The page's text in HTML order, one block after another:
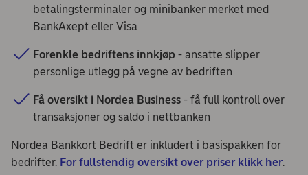
betalingsterminaler og minibanker merket med
BankAxept eller Visa
Forenkle bedriftens innkjøp - ansatte slipper
personlige utlegg på vegne av bedriften
Få oversikt i Nordea Business - få full kontroll over
transaksjoner og saldo i nettbanken
Nordea Bankkort Bedrift er inkludert i basispakken for
bedrifter. For fullstendig oversikt over priser klikk her.